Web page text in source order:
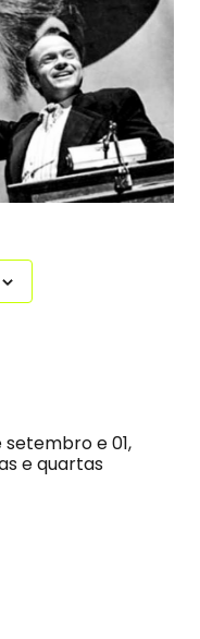
setembro e 01,
e quartas